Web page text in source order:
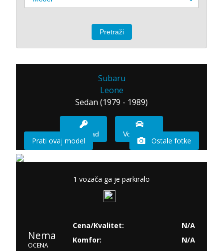
Subaru
Leone
Sedan (1979 - 1989)
Imam sad Vozio sam
Prati ovaj model Ostale fotke
1 vozača ga je parkiralo
Nema
OCENA
Cena/Kvalitet:
N/A
Komfor:
N/A